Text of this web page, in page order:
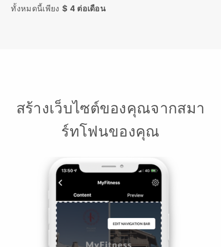
ทั้งหมดนี้เพียง $ 4 ต่อเดือน
สร้างเว็บไซต์ของคุณจากสมา
ร์ทโฟนของคุณ